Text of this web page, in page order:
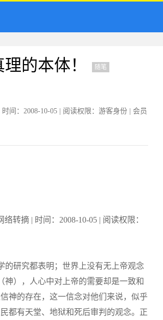
的本体！ 随笔
间：2008-10-05 | 阅读权限：游客身份 | 会员
转摘 | 时间：2008-10-05 | 阅读权限：
的研究都表明；世界上没有无上帝观念
），人心中对上帝的需要却是一致和
神的存在，这一信念对他们来说，似乎
都有天堂、地狱和死后审判的观念。正